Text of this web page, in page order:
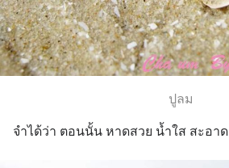
ปูลม
จำได้ว่า ตอนนั้น หาดสวย น้ำใส สะอาด